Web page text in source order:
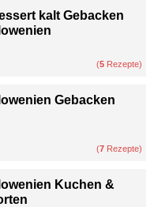
kalt Gebacken
(5 Rezepte)
Gebacken
(7 Rezepte)
Kuchen &